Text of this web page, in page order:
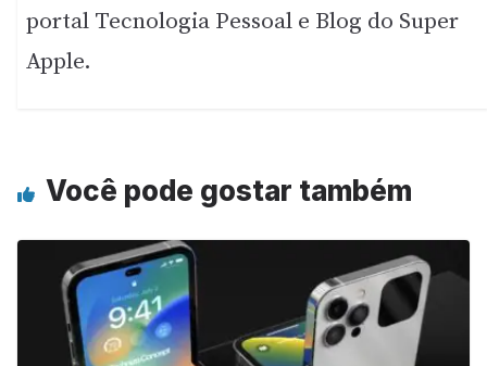
portal Tecnologia Pessoal e Blog do Super
Apple.
Você pode gostar também